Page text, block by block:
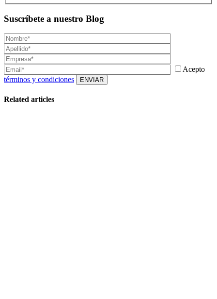
Suscríbete a nuestro Blog
Acepto
términos y condiciones
Related articles